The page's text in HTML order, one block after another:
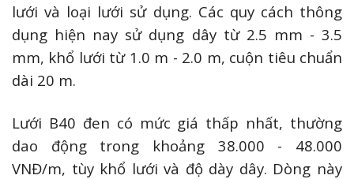
lưới và loại lưới sử dụng. Các quy cách thông
dụng hiện nay sử dụng dây từ 2.5 mm - 3.5
mm, khổ lưới từ 1.0 m - 2.0 m, cuộn tiêu chuẩn
dài 20 m.
Lưới B40 đen có mức giá thấp nhất, thường
dao động trong khoảng 38.000 - 48.000
VNĐ/m, tùy khổ lưới và độ dày dây. Dòng này